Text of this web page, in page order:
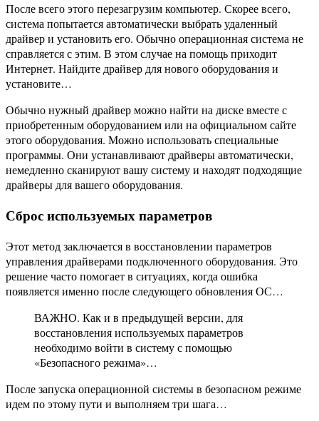
После всего этого перезагрузим компьютер. Скорее всего,
система попытается автоматически выбрать удаленный
драйвер и установить его. Обычно операционная система не
справляется с этим. В этом случае на помощь приходит
Интернет. Найдите драйвер для нового оборудования и
установите…
Обычно нужный драйвер можно найти на диске вместе с
приобретенным оборудованием или на официальном сайте
этого оборудования. Можно использовать специальные
программы. Они устанавливают драйверы автоматически,
немедленно сканируют вашу систему и находят подходящие
драйверы для вашего оборудования.
Сброс используемых параметров
Этот метод заключается в восстановлении параметров
управления драйверами подключенного оборудования. Это
решение часто помогает в ситуациях, когда ошибка
появляется именно после следующего обновления ОС…
ВАЖНО. Как и в предыдущей версии, для
восстановления используемых параметров
необходимо войти в систему с помощью
«Безопасного режима»…
После запуска операционной системы в безопасном режиме
идем по этому пути и выполняем три шага…